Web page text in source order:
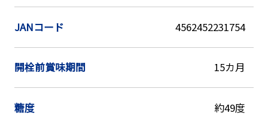
JANコード 4562452231754
開栓前賞味期間 15カ月
糖度 約49度